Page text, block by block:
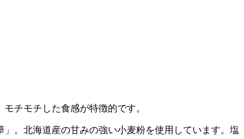
チモチした食感が特徴的です。
。北海道産の甘みの強い小麦粉を使用しています。塩